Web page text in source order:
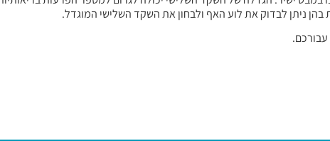
בהן ניתן לבדוק את לוע האף ולבחון את השקד השלישי המוגדל.